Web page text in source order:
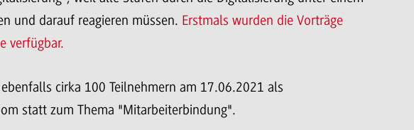
und darauf reagieren müssen. Erstmals wurden die Vorträge
verfügbar.
cirka 100 Teilnehmern am 17.06.2021 als
statt zum Thema "Mitarbeiterbindung".